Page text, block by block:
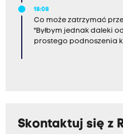
18:08
Co może zatrzymać
"Byłbym jednak daleki
prostego podnoszenia
Skontaktuj się z